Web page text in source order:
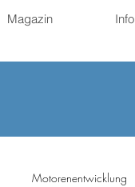
Magazin Info
Motorenentwicklung